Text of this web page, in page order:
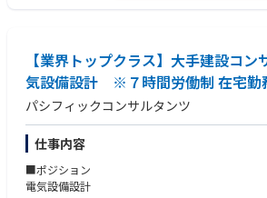
【業界トップクラス】大手建設コン
気設備設計 ※７時間労働制 在宅勤
パシフィックコンサルタンツ
仕事内容
■ポジション
電気設備設計